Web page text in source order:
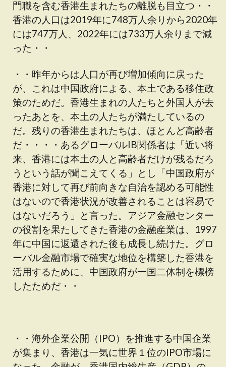
門職を含む香港生まれたちの離脱も目立つ・・
香港の人口は2019年に748万人余りから2020年
には747万人、2022年には733万人余りまで減
った・・
・・昨年からは人口が再び増加傾向に戻った
が、これは中国政府による、本土である移住政
策のためだ。香港生まれの人たちと外国人が去
ったあとを、本土の人たちが満たしているの
だ。残りの香港生まれたちは、ほとんど高齢者
だ・・・・あるグローバルIB関係者は「近い将
来、香港には本土の人と高齢者だけが残るだろ
うという話が聞こえてくる」とし「中国政府が
香港に対して再び前向きな自治を認める可能性
はないので香港状況が改善されることは容易で
はないだろう」と言った。アジア金融センター
の役割を果たしてきた香港の金融産業は、1997
年に中国に返還された後も成長し続けた。グロ
ーバル金融市場で確実な地位を構築した香港を
活用するために、中国政府が一国二体制を標榜
したためだ・・
・・海外企業公開（IPO）を推進する中国企業
が集まり、香港は一気に世界１位のIPO市場に